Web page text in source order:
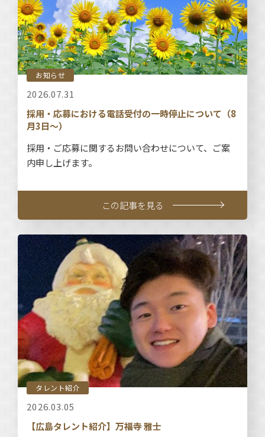
お知らせ
2026.07.31
採用・応募における電話受付の一時停止について（8
月3日～）
採用・ご応募に関するお問い合わせについて、ご案
内申し上げます。
この記事を見る
タレント紹介
2026.03.05
【広島タレント紹介】万福寺 雅士